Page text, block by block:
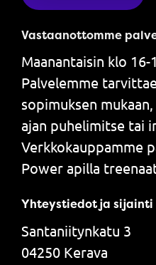
Vastaanottomme
Maanantaisin klo 16-
Palvelemme
sopimuksen
ajan puhelimitse tai
Verkkokauppamme
Power apilla
Yhteystiedot ja sijainti
Santaniitynkatu 3
04250 Kerava